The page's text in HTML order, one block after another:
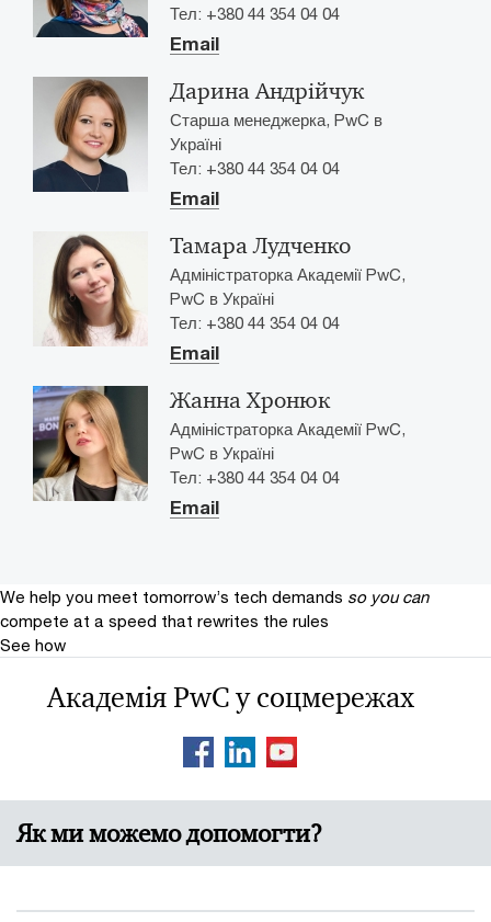
Тел: +380 44 354 04 04
Email
Дарина Андрійчук
Старша менеджерка, PwC в
Україні
Тел: +380 44 354 04 04
Email
Тамара Лудченко
Адміністраторка Академії PwC,
PwC в Україні
Тел: +380 44 354 04 04
Email
Жанна Хронюк
Адміністраторка Академії PwC,
PwC в Україні
Тел: +380 44 354 04 04
Email
We help you meet tomorrow’s tech demands so you can
compete at a speed that rewrites the rules
See how
Академія PwC у соцмережах
Як ми можемо допомогти?